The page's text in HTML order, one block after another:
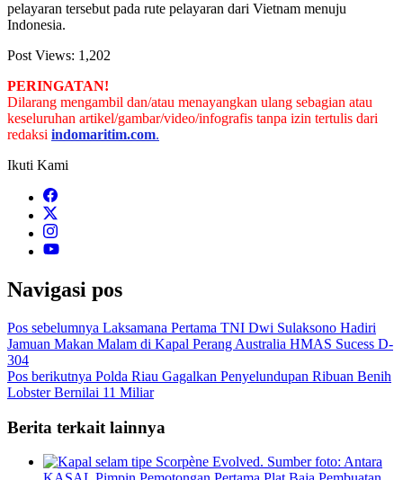
pelayaran tersebut pada rute pelayaran dari Vietnam menuju
Indonesia.
Post Views: 1,202
PERINGATAN!
Dilarang mengambil dan/atau menayangkan ulang sebagian atau
keseluruhan artikel/gambar/video/infografis tanpa izin tertulis dari
redaksi indomaritim.com.
Ikuti Kami
Navigasi pos
Pos sebelumnya Laksamana Pertama TNI Dwi Sulaksono Hadiri
Jamuan Makan Malam di Kapal Perang Australia HMAS Sucess D-
304
Pos berikutnya Polda Riau Gagalkan Penyelundupan Ribuan Benih
Lobster Bernilai 11 Miliar
Berita terkait lainnya